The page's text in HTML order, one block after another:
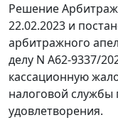
Решение
22.02.2023 и
арбитражного
делу N А62-9337/
кассационную
налоговой службы
удовлетворения.